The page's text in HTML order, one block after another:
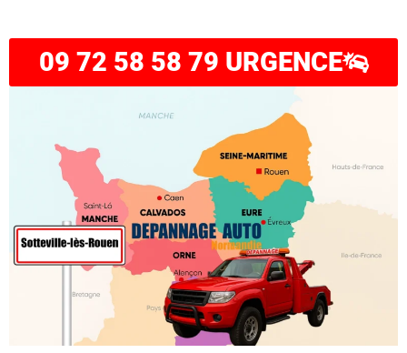
09 72 58 58 79 URGENCE